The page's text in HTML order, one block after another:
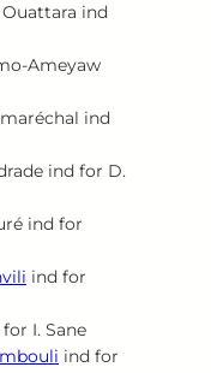
ind
ind
ind for D.
ind for
ind for
I. Sane
ind for